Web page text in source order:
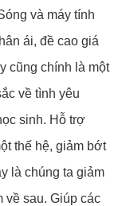
và máy tính
ái, đề cao giá
chính là một
về tình yêu
sinh. Hỗ trợ
thế hệ, giảm bớt
là chúng ta giảm